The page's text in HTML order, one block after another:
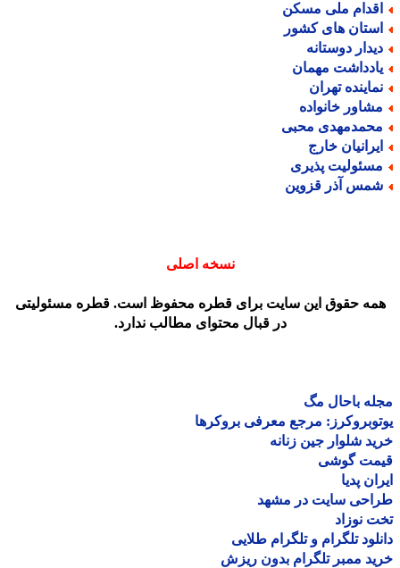
ملی مسکن
های کشور
دوستانه
مهمان
تهران
خانواده
محبی
خارج
پذیری
آذر قزوین
نسخه اصلی
حقوق این سایت برای قطره محفوظ است. قطره مسئولیتی
در قبال محتوای مطالب ندارد.
باحال مگ
مرجع معرفی بروکرها
شلوار جین زنانه
گوشی
پدیا
سایت در مشهد
نوزاد
تلگرام و تلگرام طلایی
ممبر تلگرام بدون ریزش